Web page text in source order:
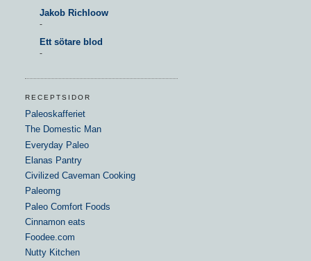
Jakob Richloow
-
Ett sötare blod
-
RECEPTSIDOR
Paleoskafferiet
The Domestic Man
Everyday Paleo
Elanas Pantry
Civilized Caveman Cooking
Paleomg
Paleo Comfort Foods
Cinnamon eats
Foodee.com
Nutty Kitchen